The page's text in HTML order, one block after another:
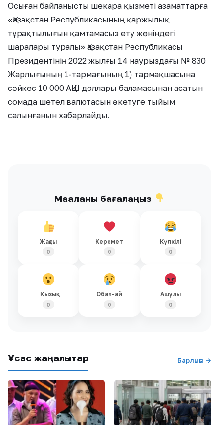
Осыған байланысты шекара қызметі азаматтарға
«Қазақстан Республикасының қаржылық
тұрақтылығын қамтамасыз ету жөніндегі
шаралары туралы» Қазақстан Республикасы
Президентінің 2022 жылғы 14 наурыздағы № 830
Жарлығының 1-тармағының 1) тармақшасына
сәйкес 10 000 АҚШ доллары баламасынан асатын
сомада шетел валютасын әкетуге тыйым
салынғанын хабарлайды.
Мақаланы бағалаңыз
Жақсы
0
Керемет
0
Күлкілі
0
Қызық
0
Обал-ай
0
Ашулы
0
Ұқсас жаңалықтар Барлығы →